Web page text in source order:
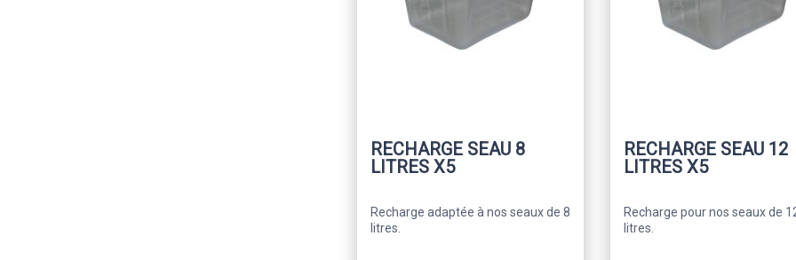
RECHARGE SEAU 8
LITRES X5
Recharge adaptée à nos seaux de 8
litres.
RECHARGE SEAU 12
LITRES X5
Recharge pour nos seaux de
litres.